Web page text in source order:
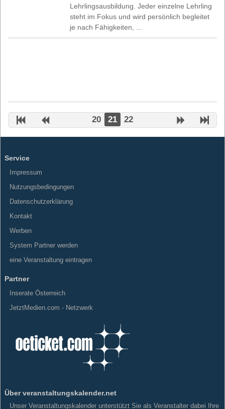
Lehrlingsausbildung. Jeder einzelne Lehrling
steht im Fokus und wird persönlich begleitet
je nach Fähigkeiten, ...
20 21 22
Service
Impressum
Nutzungsbedingungen
Datenschutzerklärung
Kontakt
Werben
System Partner werden
eine Veranstaltung eintragen
Partner
Inserate Österreich
JetztMedien.com - Netzwerk
Über veranstaltungskalender.net
Unser Veranstaltungskalender unterstützt Sie als Veranstalter dabei Ihre